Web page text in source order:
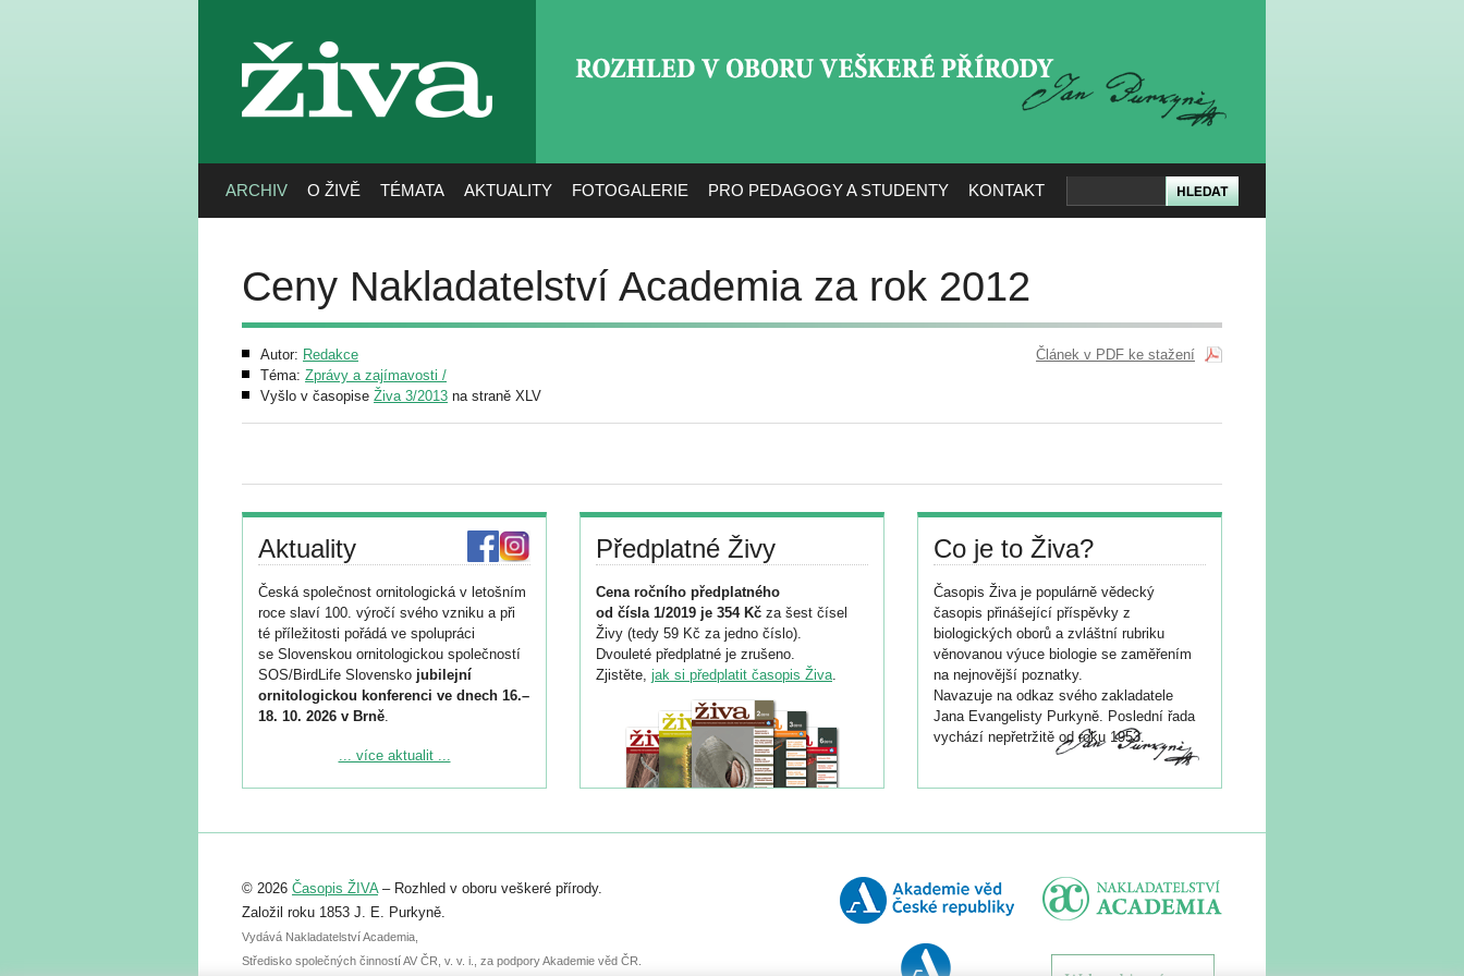
živa
ARCHIV O ŽIVĚ TÉMATA AKTUALITY FOTOGALERIE PRO PEDAGOGY A STUDENTY KONTAKT
Ceny Nakladatelství Academia za rok 2012
Autor: Redakce
Téma: Zprávy a zajímavosti /
Vyšlo v časopise Živa 3/2013 na straně XLV
Článek v PDF ke stažení
Aktuality
Česká společnost ornitologická v letošním
roce slaví 100. výročí svého vzniku a při
té příležitosti pořádá ve spolupráci
se Slovenskou ornitologickou společností
SOS/BirdLife Slovensko jubilejní
ornitologickou konferenci ve dnech 16.–
18. 10. 2026 v Brně.
Podrobnější informace ke konferenci
Registrovat se můžete do 6. září.
abstraktu přihlášené přednášky nebo
posteru je už 30. června.
... více aktualit ...
Předplatné Živy
Cena ročního předplatného
od čísla 1/2019 je 354 Kč za šest čísel
Živy (tedy 59 Kč za jedno číslo).
Dvouleté předplatné je zrušeno.
Zjistěte, jak si předplatit časopis Živa.
Co je to Živa?
Časopis Živa je populárně vědecký
časopis přinášející příspěvky z
biologických oborů a zvláštní rubriku
věnovanou výuce biologie se zaměřením
na nejnovější poznatky.
Navazuje na odkaz svého zakladatele
Jana Evangelisty Purkyně. Poslední řada
vychází nepřetržitě od roku 1953.
© 2026 Časopis ŽIVA– Rozhled v oboru veškeré přírody.
Založil roku 1853 J. E. Purkyně.
Vydává Nakladatelství Academia,
Středisko společných činností AV ČR, v. v. i., za podpory Akademie věd ČR.